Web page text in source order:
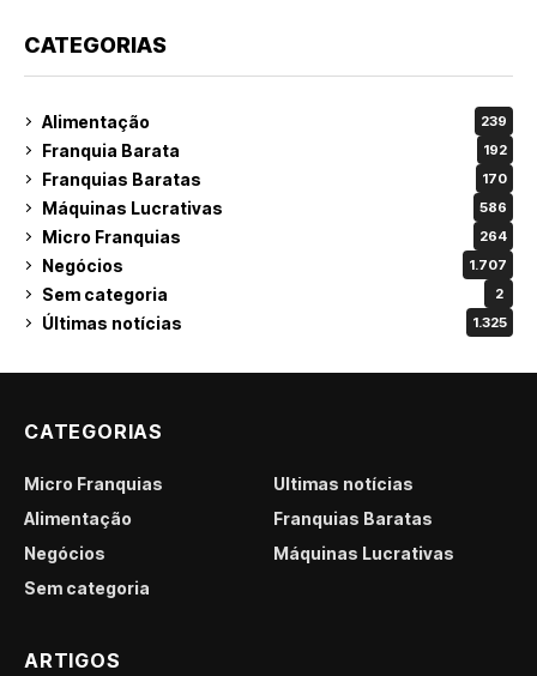
CATEGORIAS
Alimentação 239
Franquia Barata 192
Franquias Baratas 170
Máquinas Lucrativas 586
Micro Franquias 264
Negócios 1.707
Sem categoria 2
Últimas notícias 1.325
CATEGORIAS
Micro Franquias
Últimas notícias
Alimentação
Franquias Baratas
Negócios
Máquinas Lucrativas
Sem categoria
ARTIGOS